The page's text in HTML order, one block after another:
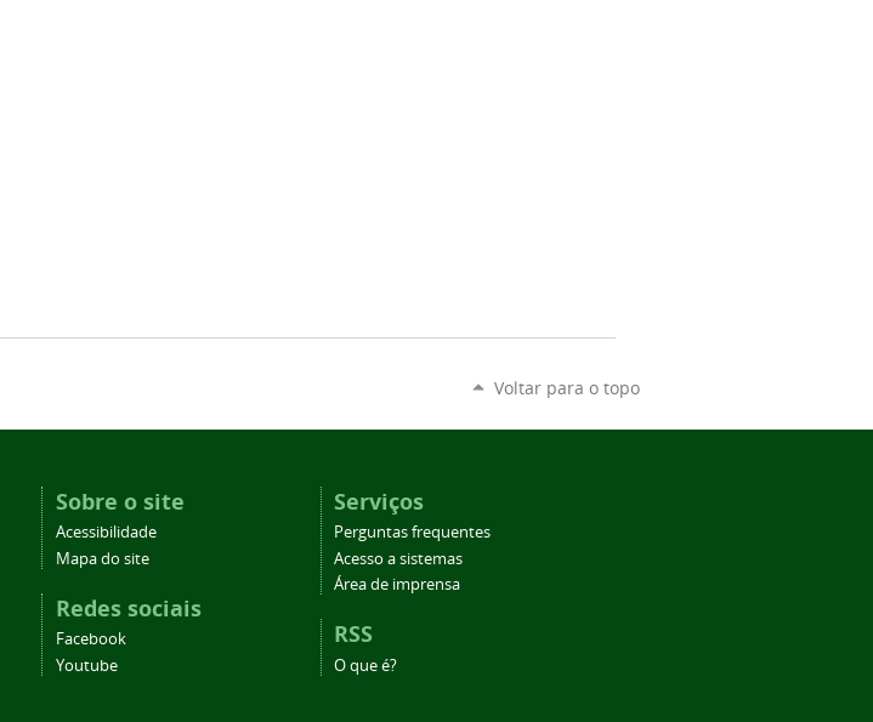
Voltar para o topo
Sobre o site
Acessibilidade
Mapa do site
Redes sociais
Facebook
Youtube
Serviços
Perguntas frequentes
Acesso a sistemas
Área de imprensa
RSS
O que é?